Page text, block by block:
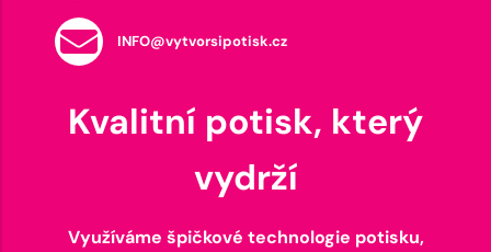
INFO@vytvorsipotisk.cz
Kvalitní potisk, který
vydrží
Využíváme špičkové technologie potisku,